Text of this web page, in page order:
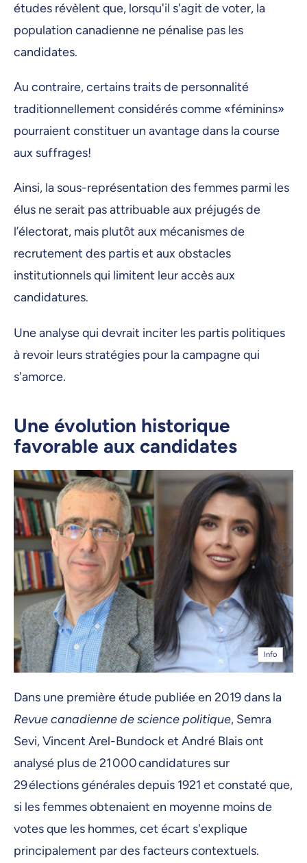
études révèlent que, lorsqu'il s'agit de voter, la
population canadienne ne pénalise pas les
candidates.
Au contraire, certains traits de personnalité
traditionnellement considérés comme «féminins»
pourraient constituer un avantage dans la course
aux suffrages!
Ainsi, la sous-représentation des femmes parmi les
élus ne serait pas attribuable aux préjugés de
l’électorat, mais plutôt aux mécanismes de
recrutement des partis et aux obstacles
institutionnels qui limitent leur accès aux
candidatures.
Une analyse qui devrait inciter les partis politiques
à revoir leurs stratégies pour la campagne qui
s'amorce.
Une évolution historique
favorable aux candidates
Info
Dans une première étude publiée en 2019 dans la
Revue canadienne de science politique, Semra
Sevi, Vincent Arel-Bundock et André Blais ont
analysé plus de 21 000 candidatures sur
29 élections générales depuis 1921 et constaté que,
si les femmes obtenaient en moyenne moins de
votes que les hommes, cet écart s'explique
principalement par des facteurs contextuels.